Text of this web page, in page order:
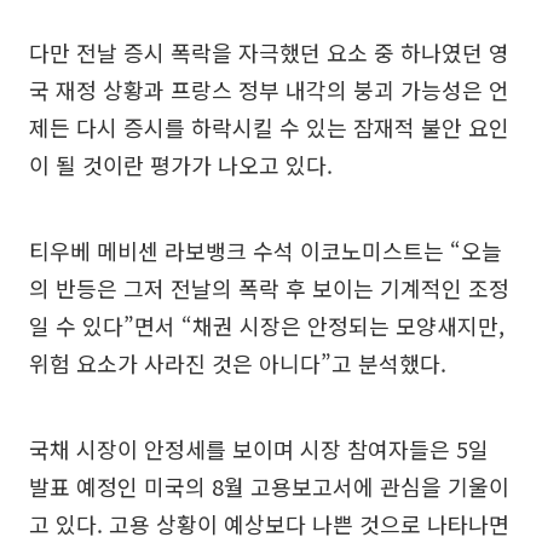
다만 전날 증시 폭락을 자극했던 요소 중 하나였던 영
국 재정 상황과 프랑스 정부 내각의 붕괴 가능성은 언
제든 다시 증시를 하락시킬 수 있는 잠재적 불안 요인
이 될 것이란 평가가 나오고 있다.
티우베 메비센 라보뱅크 수석 이코노미스트는 “오늘
의 반등은 그저 전날의 폭락 후 보이는 기계적인 조정
일 수 있다”면서 “채권 시장은 안정되는 모양새지만,
위험 요소가 사라진 것은 아니다”고 분석했다.
국채 시장이 안정세를 보이며 시장 참여자들은 5일
발표 예정인 미국의 8월 고용보고서에 관심을 기울이
고 있다. 고용 상황이 예상보다 나쁜 것으로 나타나면